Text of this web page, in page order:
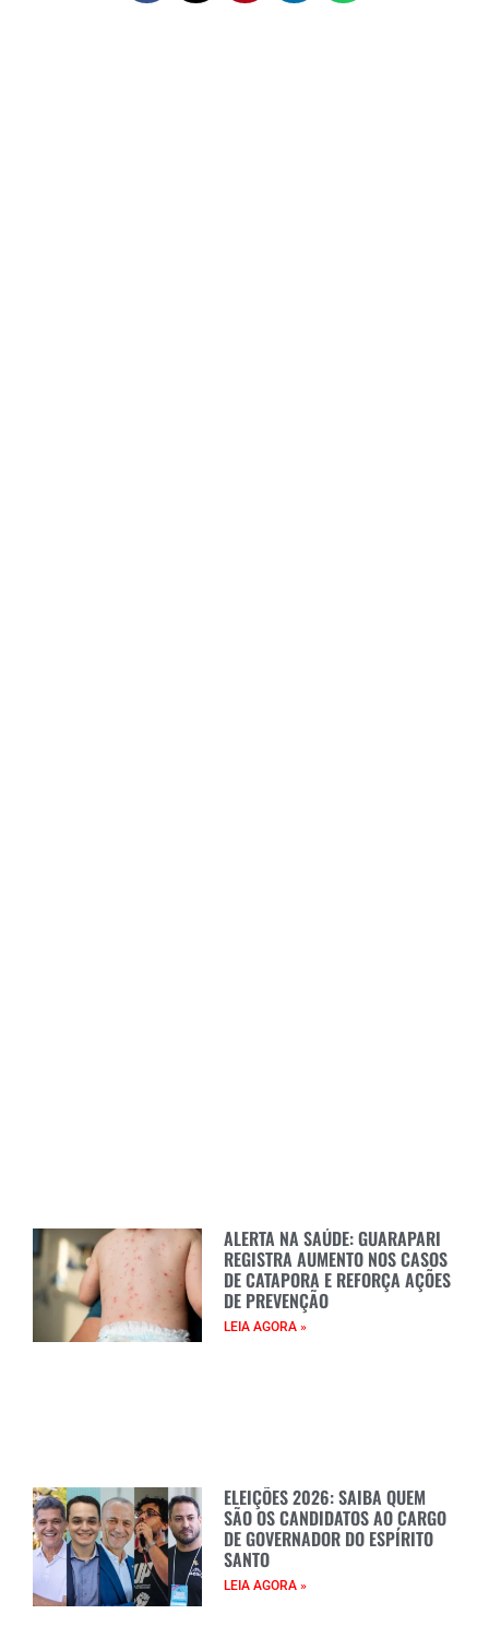
ALERTA NA SAÚDE: GUARAPARI
REGISTRA AUMENTO NOS CASOS
DE CATAPORA E REFORÇA AÇÕES
DE PREVENÇÃO
LEIA AGORA »
ELEIÇÕES 2026: SAIBA QUEM
SÃO OS CANDIDATOS AO CARGO
DE GOVERNADOR DO ESPÍRITO
SANTO
LEIA AGORA »